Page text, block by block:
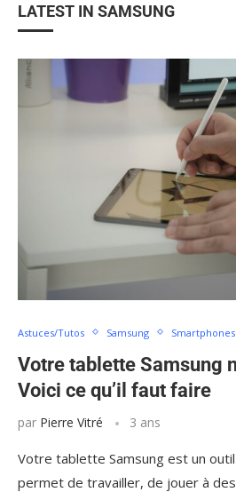
LATEST IN SAMSUNG
Astuces/Tutos Samsung Smartphones
Votre tablette Samsung
Voici ce qu’il faut faire
par Pierre Vitré 3 ans
Votre tablette Samsung est un
permet de travailler, de jouer à